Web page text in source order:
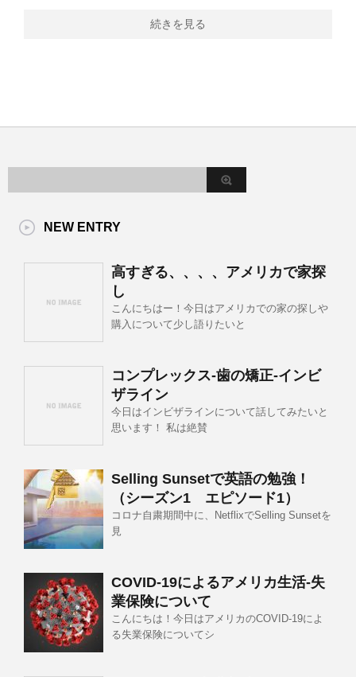
続きを見る
NEW ENTRY
高すぎる、、、、アメリカで家探
し
こんにちはー！今日はアメリカでの家の探しや
購入について少し語りたいと
コンプレックス-歯の矯正-インビ
ザライン
今日はインビザラインについて話してみたいと
思います！ 私は絶賛
Selling Sunsetで英語の勉強！
（シーズン1 エピソード1）
コロナ自粛期間中に、NetflixでSelling Sunsetを
見
COVID-19によるアメリカ生活-失
業保険について
こんにちは！今日はアメリカのCOVID-19によ
る失業保険についてシ